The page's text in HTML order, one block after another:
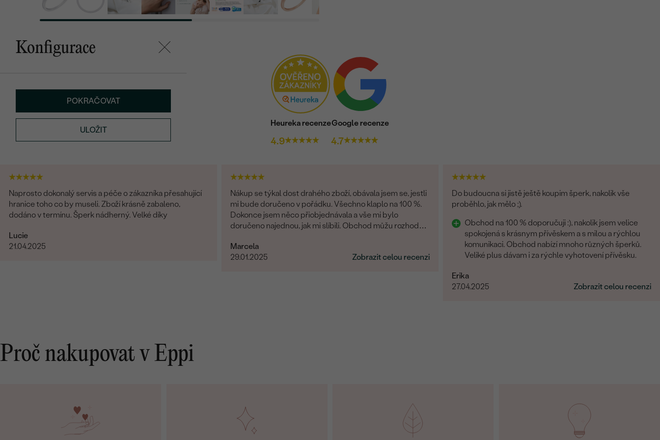
Konfigurace
POKRAČOVAT
ULOŽIT
Heureka recenze
4.9
Google recenze
4.7
Naprosto dokonalý servis a péče o zákazníka přesahující
hranice toho co by museli. Zboží krásně zabaleno,
dodáno v termínu. Šperk nádherný. Velké díky
Lucie
21.04.2025
Nákup se týkal dost drahého zboží, obávala jsem se, jestli
mi bude doručeno v pořádku. Všechno klaplo na 100 %.
Dokonce jsem něco přiobjednávala a vše mi bylo
doručeno najednou, jak mi slíbili. Obchod můžu rozhodně
Marcela
29.01.2025
Zobrazit celou recenzi
Do budoucna si jistě ještě koupim šperk, nakolik vše
proběhlo, jak mělo ;).
Obchod na 100 % doporučuji :), nakolik jsem velice
spokojená s krásnym přívěskem a s milou a rýchlou
komunikaci. Obchod nabízí mnoho různých šperků.
Veliké plus dávam i za rýchle vyhotovení přívěsku.
Erika
27.04.2025
Zobrazit celou recenzi
Proč nakupovat v Eppi